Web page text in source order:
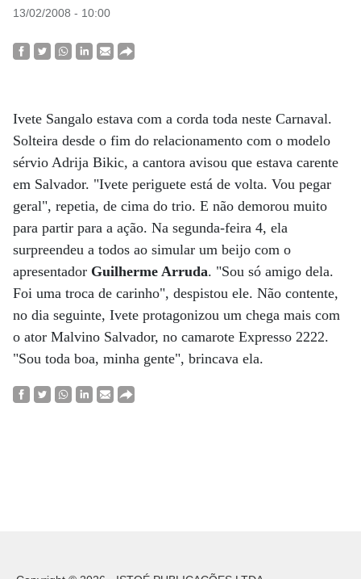
13/02/2008 - 10:00
Ivete Sangalo estava com a corda toda neste Carnaval.
Solteira desde o fim do relacionamento com o modelo
sérvio Adrija Bikic, a cantora avisou que estava carente
em Salvador. "Ivete periguete está de volta. Vou pegar
geral", repetia, de cima do trio. E não demorou muito
para partir para a ação. Na segunda-feira 4, ela
surpreendeu a todos ao simular um beijo com o
apresentador Guilherme Arruda. "Sou só amigo dela.
Foi uma troca de carinho", despistou ele. Não contente,
no dia seguinte, Ivete protagonizou um chega mais com
o ator Malvino Salvador, no camarote Expresso 2222.
"Sou toda boa, minha gente", brincava ela.